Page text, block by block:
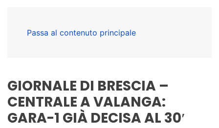
Passa al contenuto principale
GIORNALE DI BRESCIA –
CENTRALE A VALANGA:
GARA-1 GIÀ DECISA AL 30′